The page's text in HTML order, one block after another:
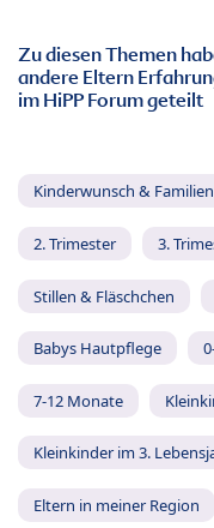
Zu diesen Themen
andere Eltern
im HiPP Forum geteilt
Kinderwunsch &
2. Trimester 3.
Stillen & Fläschchen
Babys Hautpflege
7-12 Monate
Kleinkinder im 3.
Eltern in meiner Region